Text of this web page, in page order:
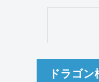
ドラゴ